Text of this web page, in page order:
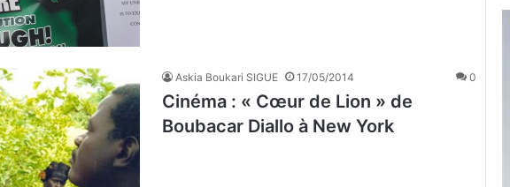
Askia Boukari SIGUE 17/05/2014 0
Cinéma : « Cœur de Lion » de
Boubacar Diallo à New York